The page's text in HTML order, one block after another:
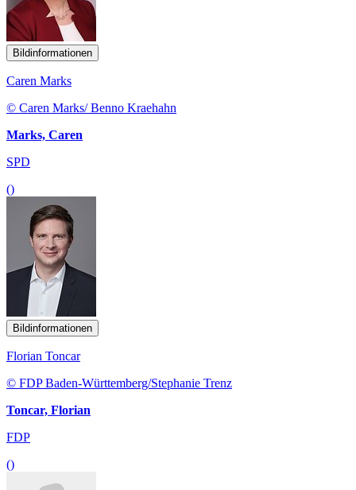
Bildinformationen
Caren Marks
© Caren Marks/ Benno Kraehahn
Marks, Caren
SPD
()
Bildinformationen
Florian Toncar
© FDP Baden-Württemberg/Stephanie Trenz
Toncar, Florian
FDP
()